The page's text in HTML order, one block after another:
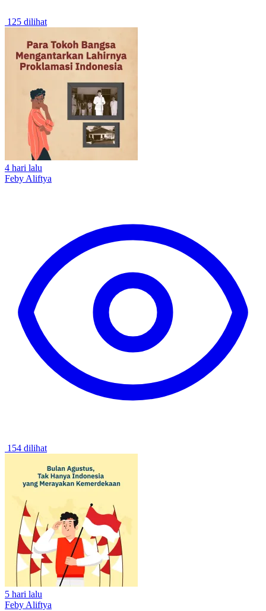
125 dilihat
4 hari lalu
Feby Aliftya
154 dilihat
5 hari lalu
Feby Aliftya